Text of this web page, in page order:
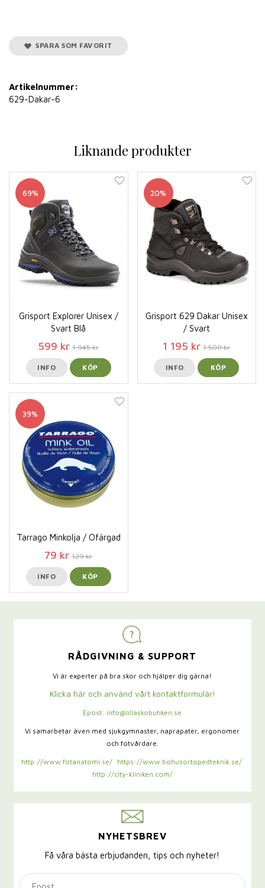
SPARA SOM FAVORIT
Artikelnummer:
629-Dakar-6
Liknande produkter
69%
Grisport Explorer Unisex /
Svart Blå
599 kr 1 945 kr
INFO KÖP
20%
Grisport 629 Dakar Unisex
/ Svart
1 195 kr 1 500 kr
INFO KÖP
39%
Tarrago Minkolja / Ofärgad
79 kr 129 kr
INFO KÖP
RÅDGIVNING & SUPPORT
Vi är experter på bra skor och hjälper dig gärna!
Klicka här och använd vårt kontaktformulär!
Epost: info@lillaskobutiken.se
Vi samarbetar även med sjukgymnaster, naprapater, ergonomer
och fotvårdare.
http://www.fotanatomi.se/
https://www.bohusortopedteknik.se/
http://city-kliniken.com/
NYHETSBREV
Få våra bästa erbjudanden, tips och nyheter!